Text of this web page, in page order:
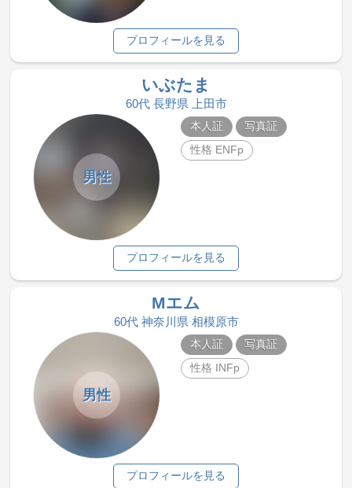
プロフィールを見る
いぶたま
60代 長野県 上田市
男性
本人証
写真証
性格 ENFp
プロフィールを見る
Mエム
60代 神奈川県 相模原市
男性
本人証
写真証
性格 INFp
プロフィールを見る